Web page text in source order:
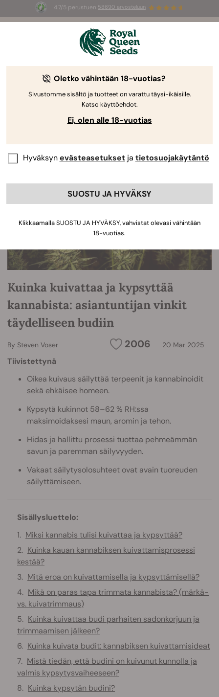
4.7/5 perustuen 58690 arvosteluun
Summer Sales: jopa –50 %
valikoiduista tuotteista! ⏤
Kannabiksen kasvatusopas Royal Queen Seedsiltä
Kasvatusopas Aihehaku
Kuinka kuivattaa ja kypsyttää
kannabista: asiantuntijan vinkit
täydelliseen budiin
2006 20 Mar 2025
By Steven Voser
Tiivistettynä
Oikea kuivaus säilyttää terpeenit ja kannabinoidit
sekä ehkäisee homeen.
Kypsytä kukinnot 58–62 % RH:ssa
maksimoidaksesi maun, aromin ja tehon.
Hidas ja hallittu prosessi tuottaa pehmeämmän
savun ja paremman säilyvyyden.
Vakaat säilytysolosuhteet ovat avain tuoreuden
säilyttämiseen.
Sisällysluettelo:
Miksi kannabis tulisi kuivattaa ja kypsyttää?
Kuinka kauan kannabiksen kuivattamisprosessi
kestää?
Mitä eroa on kuivattamisella ja kypsyttämisellä?
Mikä on paras tapa trimmata kannabista? (märkä-
vs. kuivatrimmaus)
Kuinka kuivattaa budi parhaiten sadonkorjuun ja
trimmaamisen jälkeen?
Kuinka kuivata budit: kannabiksen kuivattamisideat
Mistä tiedän, että budini on kuivunut kunnolla ja
valmis kypsytysvaiheeseen?
Kuinka kypsytän budini?
Oletko vähintään 18-vuotias?
Sivustomme sisältö ja tuotteet on varattu täysi-ikäisille.
Katso käyttöehdot.
Ei, olen alle 18-vuotias
Hyväksynevästeasetuksetja tietosuojakäytäntö
SUOSTU JA HYVÄKSY
Klikkaamalla SUOSTU JA HYVÄKSY, vahvistat olevasi vähintään
18-vuotias.